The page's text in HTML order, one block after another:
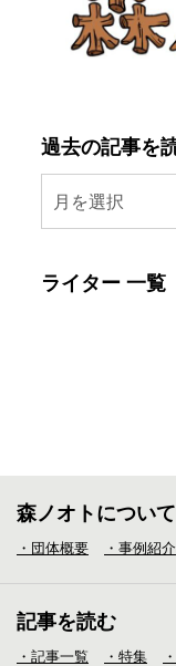
過去の記事を
月を選択
ライター 一覧
森ノオトについて
・団体概要 ・事例紹介
記事を読む
・記事一覧 ・特集